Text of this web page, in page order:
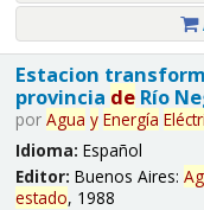
Estacion
provincia deRío
por Agua y Energía
Idioma: Español
Editor: Buenos Aires:
estado, 1988